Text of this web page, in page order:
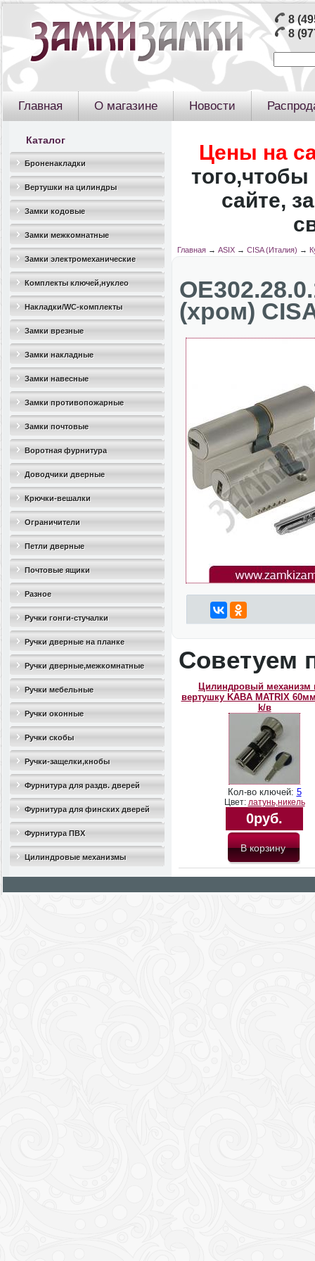
8
8
Главная О магазине Новости
Каталог
Броненакладки
Вертушки на цилиндры
Замки кодовые
Замки межкомнатные
Замки электромеханические
Комплекты ключей,нуклео
Накладки/WC-комплекты
Замки врезные
Замки накладные
Замки навесные
Замки противопожарные
Замки почтовые
Воротная фурнитура
Доводчики дверные
Крючки-вешалки
Ограничители
дверные(стопоры)
Петли дверные
Почтовые ящики
Разное
Ручки гонги-стучалки
Ручки дверные на планке
Ручки дверные,межкомнатные
Ручки мебельные
Ручки оконные
Ручки скобы
Ручки-защелки,кнобы
Фурнитура для раздв. дверей
Фурнитура для финских дверей
Фурнитура ПВХ
Цилиндровые механизмы
Цены на
того,чтобы
сайте,
Главная→ ASIX→ CISA (Италия) →
(хром)
Советуем
Цилиндровый механизм
вертушку KABA MATRIX
k/в
Кол-во ключей: 5
Цвет: латунь,никель
0руб.